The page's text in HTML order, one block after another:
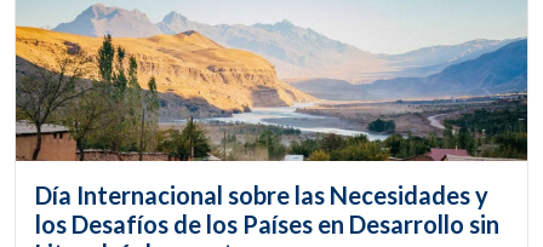
Día Internacional sobre las Necesidades y
los Desafíos de los Países en Desarrollo sin